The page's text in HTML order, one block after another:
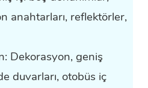
anahtarları, reflektörler,
Dekorasyon, geniş
duvarları, otobüs iç